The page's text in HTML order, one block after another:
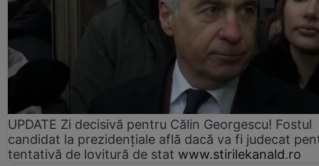
UPDATE Zi decisivă pentru Călin Georgescu! Fostul
candidat la prezidențiale află dacă va fi judecat
tentativă de lovitură de stat www.stirilekanald.ro